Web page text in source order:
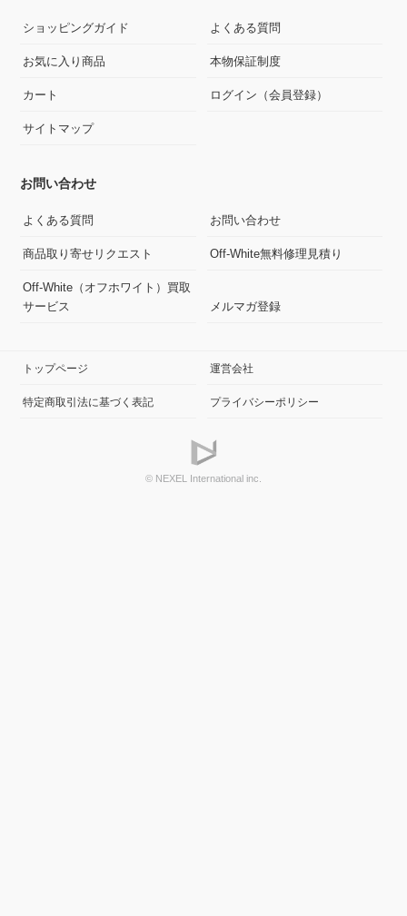
ショッピングガイド よくある質問
お気に入り商品 本物保証制度
カート ログイン（会員登録）
サイトマップ
お問い合わせ
よくある質問 お問い合わせ
商品取り寄せリクエスト Off-White無料修理見積り
Off-White（オフホワイト）買取
サービス
メルマガ登録
トップページ 運営会社
特定商取引法に基づく表記 プライバシーポリシー
© NEXEL International inc.